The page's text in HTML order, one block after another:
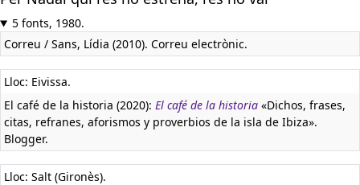
5 fonts, 1980.
Correu / Sans, Lídia (2010). Correu electrònic.
Lloc: Eivissa.
El café de la historia (2020): El café de la historia «Dichos, frases,
citas, refranes, aforismos y proverbios de la isla de Ibiza».
Blogger.
Lloc: Salt (Gironès).